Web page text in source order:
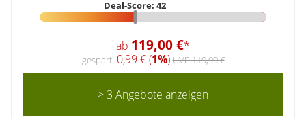
Deal-Score: 42
ab 119,00 €*
gespart: 0,99 € (1%)UVP 119,99 €
> 3 Angebote anzeigen